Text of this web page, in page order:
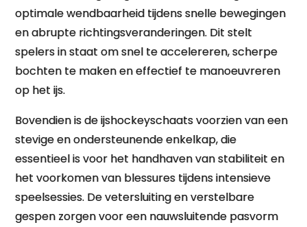
optimale wendbaarheid tijdens snelle bewegingen
en abrupte richtingsveranderingen. Dit stelt
spelers in staat om snel te accelereren, scherpe
bochten te maken en effectief te manoeuvreren
op het ijs.
Bovendien is de ijshockeyschaats voorzien van een
stevige en ondersteunende enkelkap, die
essentieel is voor het handhaven van stabiliteit en
het voorkomen van blessures tijdens intensieve
speelsessies. De vetersluiting en verstelbare
gespen zorgen voor een nauwsluitende pasvorm